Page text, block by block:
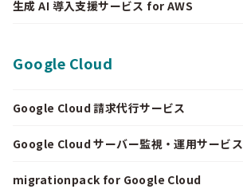
生成 AI 導入支援サービス for AWS
Google Cloud
Google Cloud 請求代行サービス
Google Cloud サーバー監視・運用サービス
migrationpack for Google Cloud